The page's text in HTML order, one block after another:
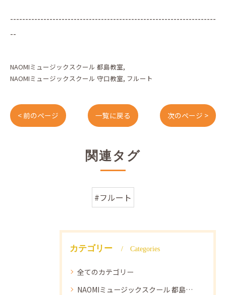
--------------------------------------------------------------------
--
NAOMIミュージックスクール 都島教室
NAOMIミュージックスクール 守口教室 フルート
< 前のページ 一覧に戻る 次のページ >
関連タグ
#フルート
カテゴリー Categories
全てのカテゴリー
NAOMIミュージックスクール 都島教室